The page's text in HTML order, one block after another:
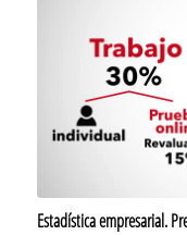
Estadística empresarial.